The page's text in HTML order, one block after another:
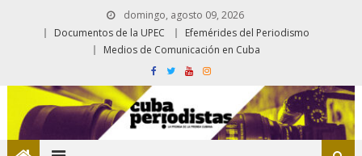
domingo, agosto 09, 2026
Documentos de la UPEC
Efemérides del Periodismo
Medios de Comunicación en Cuba